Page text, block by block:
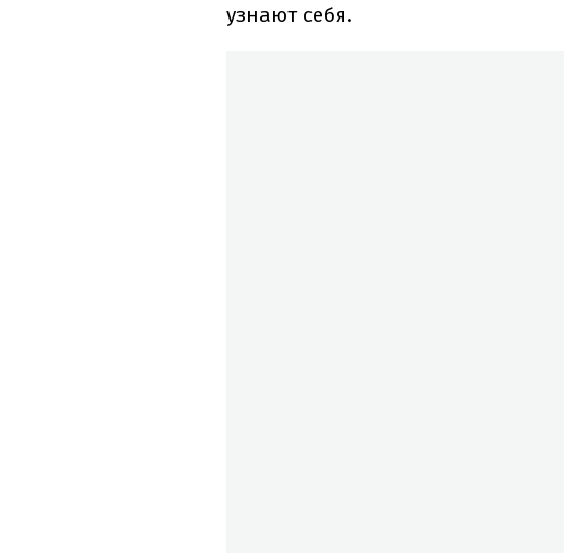
узнают себя.